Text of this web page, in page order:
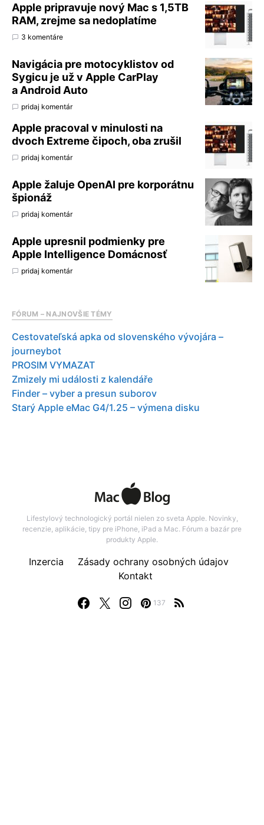
Apple pripravuje nový Mac s 1,5TB
RAM, zrejme sa nedoplatíme
3 komentáre
Navigácia pre motocyklistov od
Sygicu je už v Apple CarPlay
a Android Auto
pridaj komentár
Apple pracoval v minulosti na
dvoch Extreme čipoch, oba zrušil
pridaj komentár
Apple žaluje OpenAI pre korporátnu
špionáž
pridaj komentár
Apple upresnil podmienky pre
Apple Intelligence Domácnosť
pridaj komentár
FÓRUM – NAJNOVŠIE TÉMY
Cestovateľská apka od slovenského vývojára –
journeybot
PROSIM VYMAZAT
Zmizely mi události z kalendáře
Finder – vyber a presun suborov
Starý Apple eMac G4/1.25 – výmena disku
Lifestylový technologický portál nielen zo sveta Apple. Novinky,
recenzie, aplikácie, tipy pre iPhone, iPad a Mac. Fórum a bazár pre
produkty Apple.
137
Inzercia
Zásady ochrany osobných údajov
Kontakt